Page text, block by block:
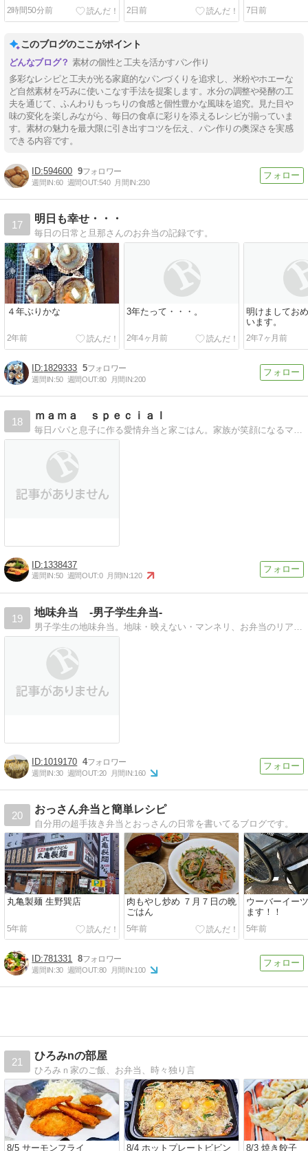
野菜編
2時間50分前 2日前
使いません編
7日前
このブログのここがポイント
素材の個性と工夫を活かすパン作り
多彩なレシピと工夫が光る家庭的なパンづくりを追求し、米粉やホエーな
ど自然素材を巧みに使いこなす手法を提案します。水分の調整や発酵の工
夫を通じて、ふんわりもっちりの食感と個性豊かな風味を追究。見た目や
味の変化を楽しみながら、毎日の食卓に彩りを添えるレシピが揃っていま
す。素材の魅力を最大限に引き出すコツを伝え、パン作りの奥深さを実感
できる内容です。
594600 9
週間IN:60 週間OUT:540 月間IN:230
17
明日も幸せ・・・
毎日の日常と旦那さんのお弁当の記録です。
４年ぶりかな
2年前
3年たって・・・。
2年4ヶ月前
明けましてお
います。
2年7ヶ月前
1829333 5
週間IN:50 週間OUT:80 月間IN:200
18
ｍａｍａ ｓｐｅｃｉａｌ
1338437
週間IN:50 週間OUT:0 月間IN:120
19
地味弁当 -男子学生弁当-
1019170 4
週間IN:30 週間OUT:20 月間IN:160
20
おっさん弁当と簡単レシピ
自分用の超手抜き弁当とおっさんの日常を書いてるブログです。
丸亀製麺 生野巽店
5年前
肉もやし炒め ７月７日の晩
ごはん
5年前
ウーバーイー
ます！！
5年前
781331 8
週間IN:30 週間OUT:80 月間IN:100
21
ひろみnの部屋
ひろみｎ家のご飯、お弁当、時々独り言
8/5 サーモンフライ
8/4 ホットプレートビビン
8/3 焼き餃子